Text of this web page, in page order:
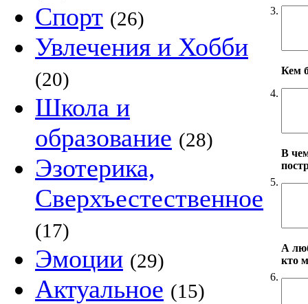
Спорт (26)
Увлечения и Хобби
(20)
Школа и
образование (28)
Эзотерика,
Сверхъестественное
(17)
Эмоции (29)
Актуальное (15)
3.
4.
Кем
5.
В
6.
А
кто